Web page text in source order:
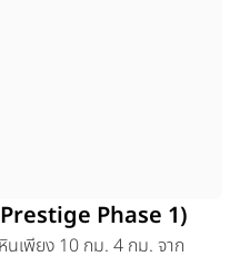
Phase 1)
นเพียง 10 กม. 4 กม. จาก